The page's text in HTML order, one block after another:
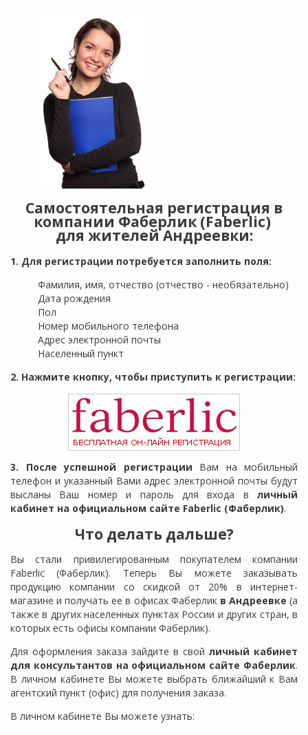
Самостоятельная регистрация в
компании Фаберлик (Faberlic)
для жителей Андреевки:
1. Для регистрации потребуется заполнить поля:
Фамилия, имя, отчество (отчество - необязательно)
Дата рождения
Пол
Номер мобильного телефона
Адрес электронной почты
Населенный пункт
2. Нажмите кнопку, чтобы приступить к регистрации:
3. После успешной регистрации Вам на мобильный
телефон и указанный Вами адрес электронной почты будут
высланы Ваш номер и пароль для входа в личный
кабинет на официальном сайте Faberlic (Фаберлик).
Что делать дальше?
Вы стали привилегированным покупателем компании
Faberlic (Фаберлик). Теперь Вы можете заказывать
продукцию компании со скидкой от 20% в интернет-
магазине и получать ее в офисах Фаберлик в Андреевке (а
также в других населенных пунктах России и других стран, в
которых есть офисы компании Фаберлик).
Для оформления заказа зайдите в свой личный кабинет
для консультантов на официальном сайте Фаберлик.
В личном кабинете Вы можете выбрать ближайший к Вам
агентский пункт (офис) для получения заказа.
В личном кабинете Вы можете узнать: